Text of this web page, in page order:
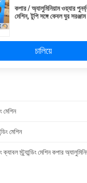
কপার / অ্যালুমিনিয়াম ওয়্যার
মেশিন, টুপি সঙ্গে কেবল ঘুর সরঞ্জাম
চালিয়ে
মেশিন
মেশিন
স্ট্র্যান্ডিং মেশিন কপার